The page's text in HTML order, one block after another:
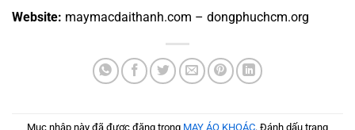
Website: maymacdaithanh.com – dongphuchcm.org
Mục nhập này đã được đăng trong MAY ÁO KHOÁC. Đánh dấu trang